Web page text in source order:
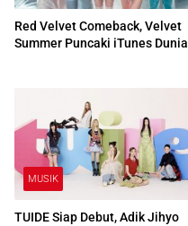
Red Velvet Comeback, Velvet
Summer Puncaki iTunes Dunia
MUSIK
TUIDE Siap Debut, Adik Jihyo